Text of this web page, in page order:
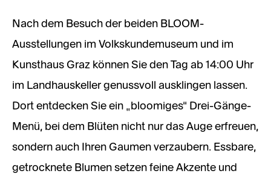
Nach dem Besuch der beiden BLOOM-
Ausstellungen im Volkskundemuseum und im
Kunsthaus Graz können Sie den Tag ab 14:00 Uhr
im Landhauskeller genussvoll ausklingen lassen.
Dort entdecken Sie ein „bloomiges“ Drei-Gänge-
Menü, bei dem Blüten nicht nur das Auge erfreuen,
sondern auch Ihren Gaumen verzaubern. Essbare,
getrocknete Blumen setzen feine Akzente und